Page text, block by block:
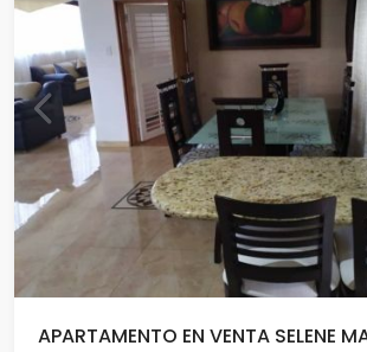
APARTAMENTO EN VENTA SELENE